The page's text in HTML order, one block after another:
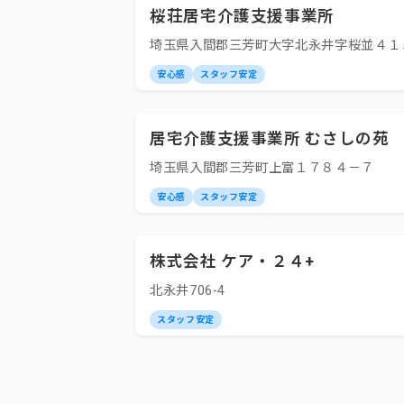
桜荘居宅介護支援事業所
埼玉県入間郡三芳町大字北永井字桜並４１
安心感 スタッフ安定
居宅介護支援事業所 むさしの苑
埼玉県入間郡三芳町上富１７８４－７
安心感 スタッフ安定
株式会社 ケア・２４+
北永井706-4
スタッフ安定